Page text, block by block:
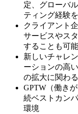
定、グローバ
ティング経験
クライアント
サービスやス
することも可能
新しいチャレ
ーションの高
の拡大に関わ
GPTW（働き
続ベストカン
環境